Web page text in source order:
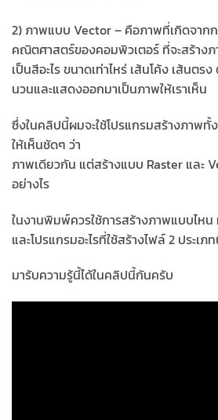
2) ภาพแบบ Vector – คือภาพที่เกิดจาก
คณิตศาสตร์ของคอมพิวเตอร์ ที่จะสร้างภ
เป็นสีอะไร ขนาดเท่าไหร่ เส้นโค้ง เส้นตร
นวนและแสดงออกมาเป็นภาพให้เราเห็น
ซึ่งในคลิปนี้ผมจะใช้โปรแกรมสร้างภาพทั้
ให้เห็นชัดๆ ว่า
ภาพเดียวกัน แต่สร้างแบบ Raster และ
อย่างไร
ในงานพิมพ์ควรใช้การสร้างภาพแบบไหน
และโปรแกรมอะไรที่ใช้สร้างไฟล์ 2 ประเภ
มารับความรู้นี้ได้ในคลิปนี้กันครับ